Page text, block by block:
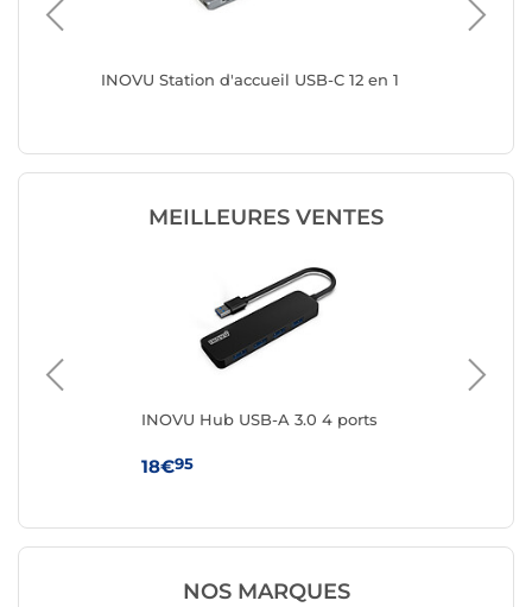
INOVU Station d'accueil USB-C 12 en 1
MEILLEURES VENTES
INOVU Hub USB-A 3.0 4 ports
18€95
NOS MARQUES